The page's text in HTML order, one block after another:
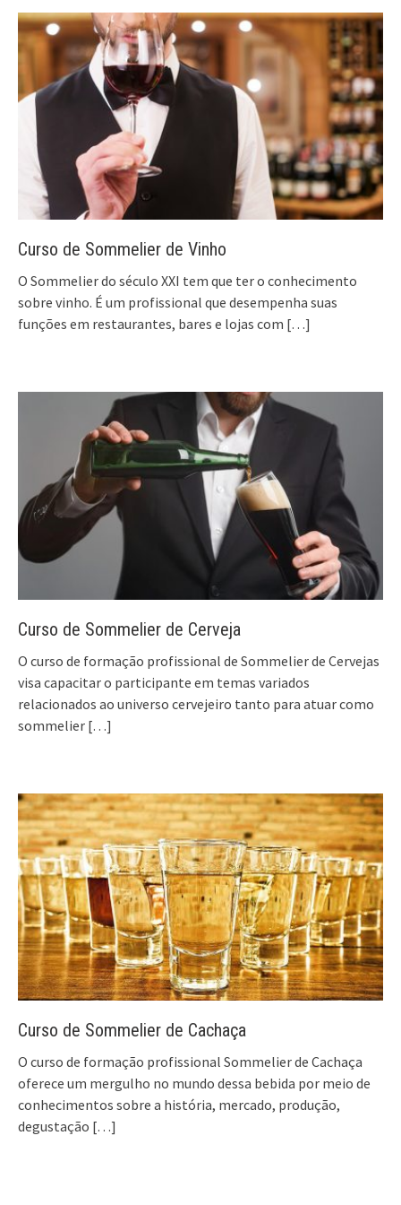
Curso de Sommelier de Vinho
O Sommelier do século XXI tem que ter o conhecimento
sobre vinho. É um profissional que desempenha suas
funções em restaurantes, bares e lojas com […]
Curso de Sommelier de Cerveja
O curso de formação profissional de Sommelier de Cervejas
visa capacitar o participante em temas variados
relacionados ao universo cervejeiro tanto para atuar como
sommelier […]
Curso de Sommelier de Cachaça
O curso de formação profissional Sommelier de Cachaça
oferece um mergulho no mundo dessa bebida por meio de
conhecimentos sobre a história, mercado, produção,
degustação […]